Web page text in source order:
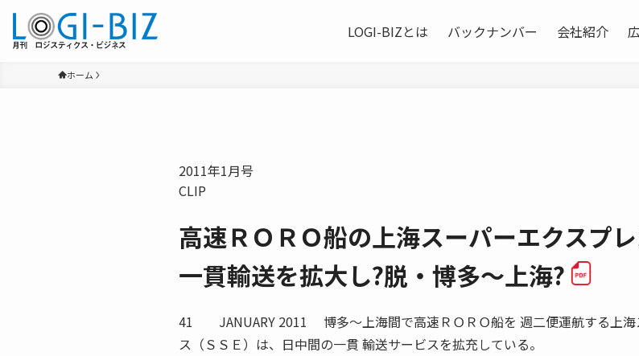
LOGI-BIZとは バックナンバー 会社紹介
ホーム
2011年1月号
CLIP
高速ＲＯＲＯ船の上海スーパーエクスプ
一貫輸送を拡大し?脱・博多〜上海?
41 JANUARY 2011 博多〜上海間で高速ＲＯＲＯ船を 週二便運航する上海
ス（ＳＳＥ）は、日中間の一貫 輸送サービスを拡充している。